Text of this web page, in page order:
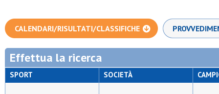
CALENDARI/RISULTATI/CLASSIFICHE
Effettua la ricerca
SPORT SOCIETÀ